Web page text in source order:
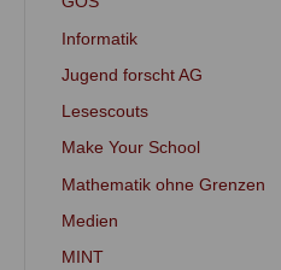
Informatik
Jugend forscht AG
Lesescouts
Make Your School
Mathematik ohne Grenzen
Medien
MINT